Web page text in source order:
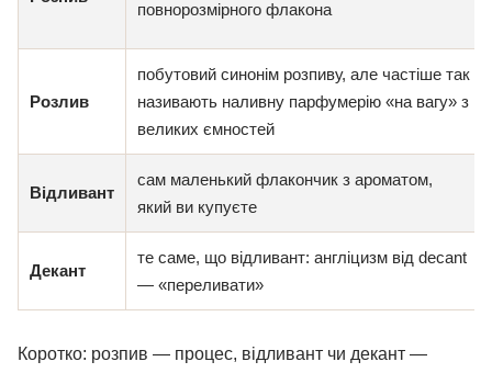
повнорозмірного флакона
Розлив
побутовий синонім розпиву, але частіше так
називають наливну парфумерію «на вагу» з
великих ємностей
Відливант
сам маленький флакончик з ароматом,
який ви купуєте
Декант
те саме, що відливант: англіцизм від decant
— «переливати»
Коротко: розпив — процес, відливант чи декант —